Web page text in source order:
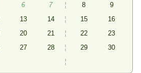
6 7 ¦ 8
9
13 14 ¦ 15
16
20 21 ¦ 22
23
27 28 ¦ 29
30
¦